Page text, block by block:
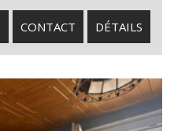
CONTACT DÉTAILS